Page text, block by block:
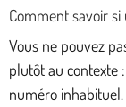
Comment savoir
Vous ne pouvez
plutôt au contexte
numéro